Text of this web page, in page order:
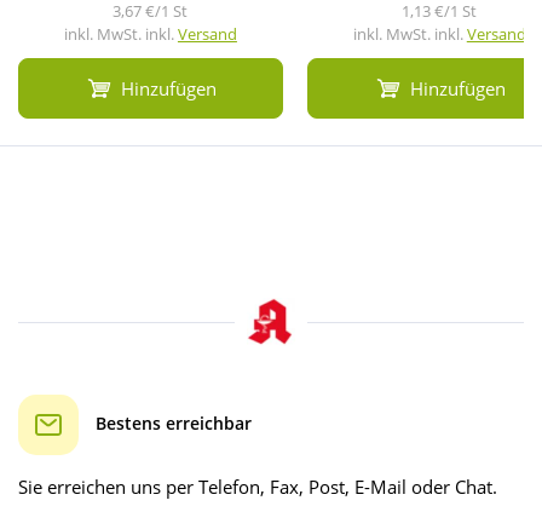
3,67 €/1 St
inkl. MwSt. inkl.Versand
Hinzufügen
1,13 €/1 St
inkl. MwSt. inkl.Versand
Hinzufügen
Bestens erreichbar
Sie erreichen uns per Telefon, Fax, Post, E-Mail oder Chat.